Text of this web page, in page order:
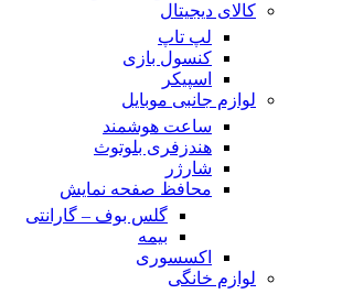
کالای دیجیتال
لپ تاپ
کنسول بازی
اسپیکر
لوازم جانبی موبایل
ساعت هوشمند
هندزفری بلوتوث
شارژر
محافظ صفحه نمایش
گلس بوف – گارانتی
بیمه
اکسسوری
لوازم خانگی